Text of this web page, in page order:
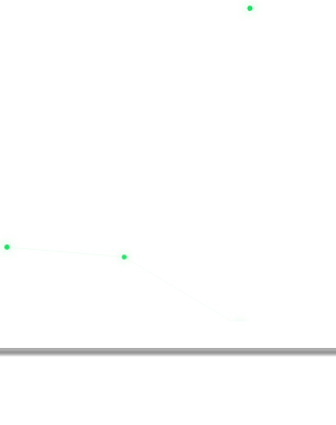
و خدمات پس از فروش است. مجموعه نیل
اداری خود به دنبال یک منبع تغذیه
خریدی امن، سریع و با ضمانت اصالت کالا را